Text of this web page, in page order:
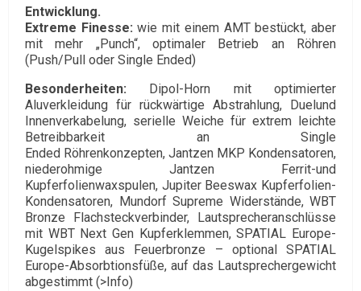
Entwicklung.
Extreme Finesse: wie mit einem AMT bestückt, aber
mit mehr „Punch“, optimaler Betrieb an Röhren
(Push/Pull oder Single Ended)
Besonderheiten: Dipol-Horn mit optimierter
Aluverkleidung für rückwärtige Abstrahlung, Duelund
Innenverkabelung, serielle Weiche für extrem leichte
Betreibbarkeit an Single
Ended Röhrenkonzepten, Jantzen MKP Kondensatoren,
niederohmige Jantzen Ferrit-und
Kupferfolienwaxspulen, Jupiter Beeswax Kupferfolien-
Kondensatoren, Mundorf Supreme Widerstände, WBT
Bronze Flachsteckverbinder, Lautsprecheranschlüsse
mit WBT Next Gen Kupferklemmen, SPATIAL Europe-
Kugelspikes aus Feuerbronze – optional SPATIAL
Europe-Absorbtionsfüße, auf das Lautsprechergewicht
abgestimmt (>Info)